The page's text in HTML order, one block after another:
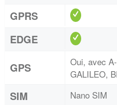
GPRS
EDGE
GPS
Oui, avec
GALILEO,
SIM Nano SIM